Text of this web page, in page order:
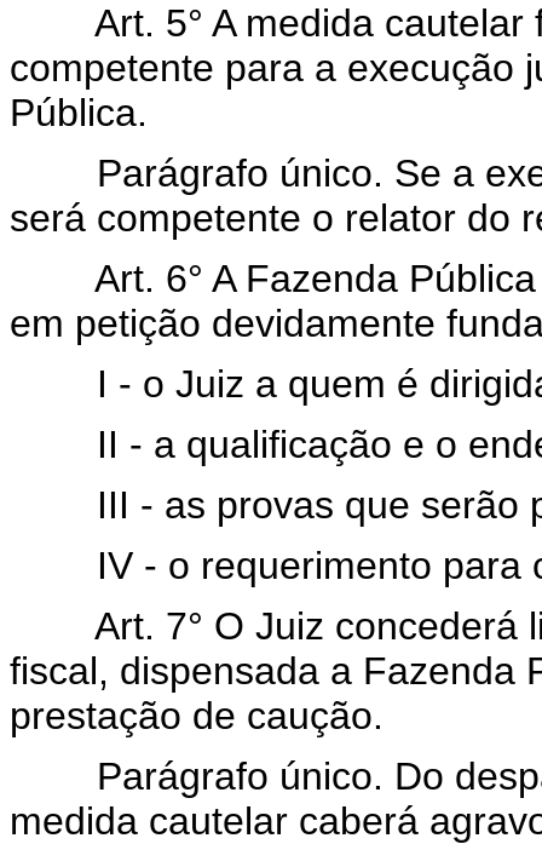
Art. 5° A medida
competente para a execução
Pública.
Parágrafo único. Se a
será competente o relator do
Art. 6° A Fazenda
em petição devidamente
I - o Juiz a quem é
II - a qualificação e o
III - as provas que serão
IV - o requerimento para
Art. 7° O Juiz concederá
fiscal, dispensada a Fazenda
prestação de caução.
Parágrafo único. Do
medida cautelar caberá